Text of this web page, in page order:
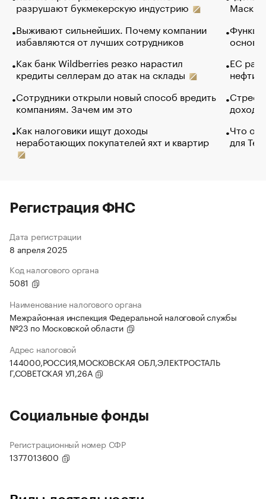
разрушают букмекерскую индустрию
Выживают сильнейших. Почему компании
избавляются от лучших сотрудников
Как банк Wildberries резко нарастил
кредиты селлерам до атак на склады
Сотрудники открыли новый способ вредить
компаниям. Зачем им это
Как налоговики ищут доходы
неработающих покупателей яхт и квартир
Маск в
основ
ЕС
нефти
Что
для
Регистрация ФНС
Дата регистрации
8 апреля 2025
Код налогового органа
5081
Наименование налогового органа
Межрайонная инспекция Федеральной налоговой службы
№23 по Московской области
Адрес налоговой
144000,РОССИЯ,МОСКОВСКАЯ ОБЛ,ЭЛЕКТРОСТАЛЬ
Г,СОВЕТСКАЯ УЛ,26А
Социальные фонды
Регистрационный номер СФР
1377013600